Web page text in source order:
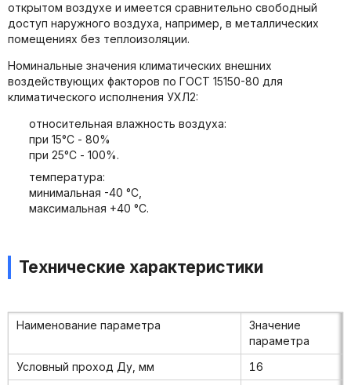
открытом воздухе и имеется сравнительно свободный
доступ наружного воздуха, например, в металлических
помещениях без теплоизоляции.
Номинальные значения климатических внешних
воздействующих факторов по ГОСТ 15150-80 для
климатического исполнения УХЛ2:
относительная влажность воздуха:
при 15°С - 80%
при 25°С - 100%.
температура:
минимальная -40 °С,
максимальная +40 °С.
Технические характеристики
Наименование параметра
Значение
параметра
Условный проход Ду, мм
16